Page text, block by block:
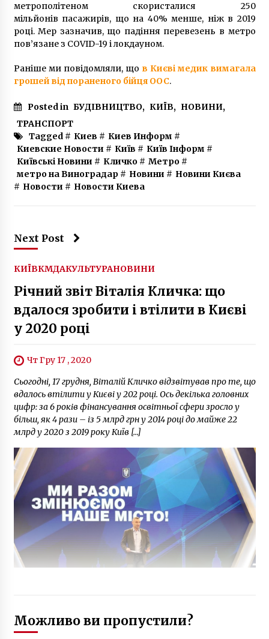
У ДТП під Києвом загинула маленька дитина
5 років ago
В Україні обмежать обіг пластикових пакетів
5 років ago
пацієнтом
7 років ago
У Києві рятували десятки болотяних
черепах, що вмерзли в лід
метрополітеном скористалися 250
мільйонів пасажирів, що на 40% менше, ніж в 2019
році. Мер зазначив, що падіння перевезень в метро
пов’язане з COVID-19 і локдауном.
Раніше ми повідомляли, що в Києві медик вимагала
грошей від пораненого бійця ООС.
Posted in БУДІВНИЦТВО, КИЇВ, НОВИНИ,
ТРАНСПОРТ
Tagged # Киев # Киев Информ #
Киевские Новости # Київ # Київ Інформ #
Київські Новини # Кличко# Метро#
метро на Виноградар# Новини # Новини Києва
# Новости # Новости Киева
Next Post
КИЇВКМДАКУЛЬТУРАНОВИНИ
​​Річний звіт Віталія Кличка: що
вдалося зробити і втілити в Києві
у 2020 році
Чт Гру 17 , 2020
Сьогодні, 17 грудня, Віталій Кличко відзвітував про те, що
вдалось втілити у Києві у 202 році. Ось декілька головних
цифр: за 6 років фінансування освітньої сфери зросло у
більш, як 4 рази – із 5 млрд грн у 2014 році до майже 22
млрд у 2020 з 2019 року Київ […]
Можливо ви пропустили?